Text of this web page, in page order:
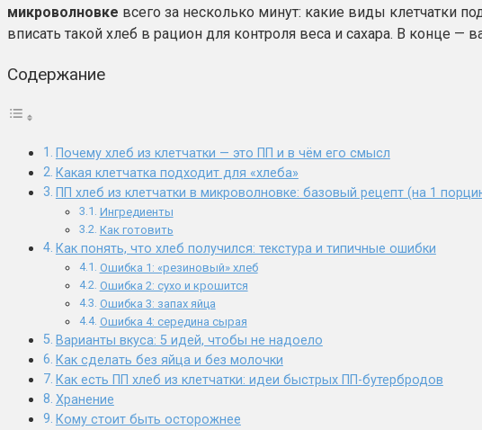
микроволновке всего за несколько минут: какие виды клетчатки
вписать такой хлеб в рацион для контроля веса и сахара. В конце —
Содержание
Почему хлеб из клетчатки — это ПП и в чём его смысл
Какая клетчатка подходит для «хлеба»
ПП хлеб из клетчатки в микроволновке: базовый рецепт (на 1
Ингредиенты
Как готовить
Как понять, что хлеб получился: текстура и типичные ошибки
Ошибка 1: «резиновый» хлеб
Ошибка 2: сухо и крошится
Ошибка 3: запах яйца
Ошибка 4: середина сырая
Варианты вкуса: 5 идей, чтобы не надоело
Как сделать без яйца и без молочки
Как есть ПП хлеб из клетчатки: идеи быстрых ПП-бутербродов
Хранение
Кому стоит быть осторожнее